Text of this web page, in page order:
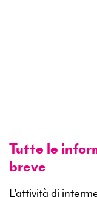
Tutte le
breve
L’attività di